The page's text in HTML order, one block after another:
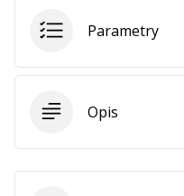
Parametry
Opis